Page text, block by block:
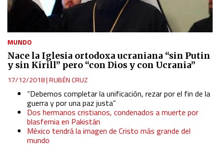
MUNDO
Nace la Iglesia ortodoxa ucraniana “sin Putin
y sin Kirill” pero “con Dios y con Ucrania”
17/12/2018|RUBÉN CRUZ
“Debemos completar la unificación, rezar por el fin de la
guerra y por una paz justa”
Dos hermanos cristianos, condenados a muerte por
blasfemia en Pakistán
México tendrá la imagen de Cristo más grande del
mundo